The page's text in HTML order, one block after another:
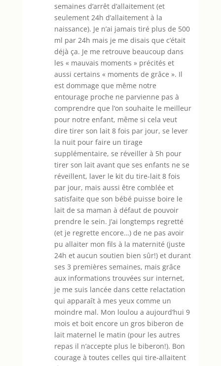
semaines d’arrêt d’allaitement (et
seulement 24h d’allaitement à la
naissance). Je n’ai jamais tiré plus de 500
ml par 24h mais je me disais que c’était
déjà ça. Je me retrouve beaucoup dans
les « mauvais moments » précités et
aussi certains « moments de grâce ». Il
est dommage que même notre
entourage proche ne parvienne pas à
comprendre que l’on souhaite le meilleur
pour notre enfant, même si cela veut
dire tirer son lait 8 fois par jour, se lever
la nuit pour faire un tirage
supplémentaire, se réveiller à 5h pour
tirer son lait avant que ses enfants ne se
réveillent, laver le kit du tire-lait 8 fois
par jour, mais aussi être comblée et
satisfaite que son bébé puisse boire le
lait de sa maman à défaut de pouvoir
prendre le sein. J’ai longtemps regretté
(et je regrette encore…) de ne pas avoir
pu allaiter mon fils à la maternité (juste
24h et aucun soutien bien sûr!) et durant
ses 3 premières semaines, mais grâce
aux informations trouvées sur internet,
je me suis lancée dans cette relactation
qui apparaît à mes yeux comme un
moindre mal. Mon loulou a aujourd’hui 9
mois et boit encore un gros biberon de
lait maternel le matin (pour les autres
repas il n’accepte plus le biberon!). Bon
courage à toutes celles qui tire-allaitent